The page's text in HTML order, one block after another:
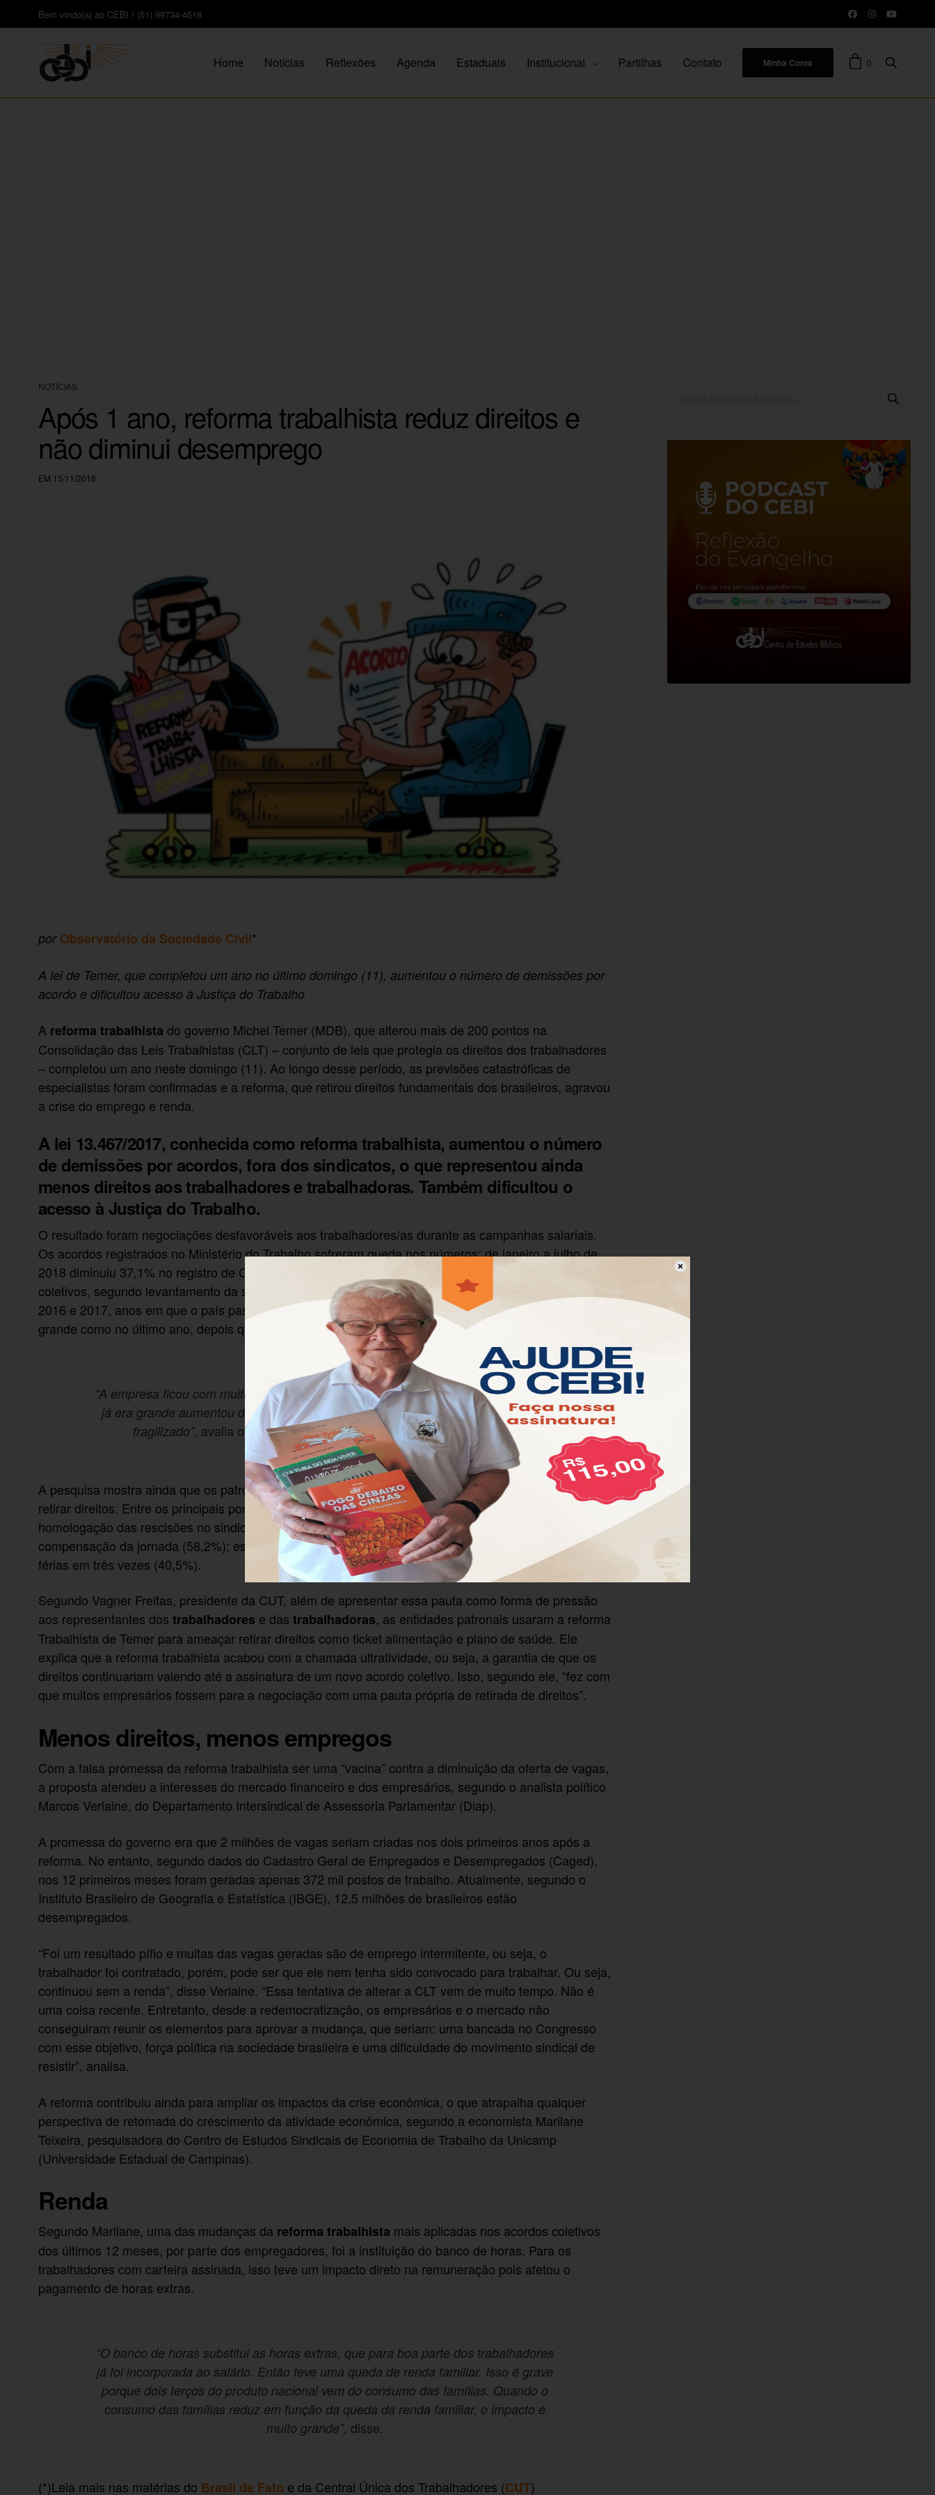
Bem vindo(a) ao CEBI ! (51) 99734-4518
Home Notícias Reflexões Agenda Estaduais Institucional Partilhas Contato Minha Conta 0
NOTÍCIAS
Após 1 ano, reforma trabalhista reduz direitos e
não diminui desemprego
EM 15/11/2018
por Observatório da Sociedade Civil*
A lei de Temer, que completou um ano no último domingo (11), aumentou o número de demissões por
acordo e dificultou acesso à Justiça do Trabalho
A reforma trabalhista do governo Michel Temer (MDB), que alterou mais de 200 pontos na
Consolidação das Leis Trabalhistas (CLT) – conjunto de leis que protegia os direitos dos trabalhadores
– completou um ano neste domingo (11). Ao longo desse período, as previsões catastróficas de
especialistas foram confirmadas e a reforma, que retirou direitos fundamentais dos brasileiros, agravou
a crise do emprego e renda.
A lei 13.467/2017, conhecida como reforma trabalhista, aumentou o número
de demissões por acordos, fora dos sindicatos, o que representou ainda
menos direitos aos trabalhadores e trabalhadoras. Também dificultou o
acesso à Justiça do Trabalho.
O resultado foram negociações desfavoráveis aos trabalhadores/as durante as campanhas salariais.
Os acordos registrados no Ministério do Trabalho sofreram queda nos números: de janeiro a julho de
2018 diminuiu 37,1% no registro de Convenções Coletivas e de 28,7% no registro de instrumentos
coletivos, segundo levantamento da subseção do Dieese da CUT. O estudo mostra ainda que, em
2016 e 2017, anos em que o país passou por uma forte crise econômica, a queda não tinha sido tão
grande como no último ano, depois que entrou em vigor a reforma trabalhista.
“A empresa ficou com muito poder e o desequilíbrio entre patrão e empregado que
já era grande aumentou de forma absurda com a reforma e deixou o trabalhador
fragilizado”, avalia o diretor técnico do Dieese, Clemente Ganz Lúcio.
A pesquisa mostra ainda que os patrões foram para as mesas de negociações com o objetivo claro de
retirar direitos. Entre os principais pontos levados pelas entidades patronais, estavam o fim da
homologação das rescisões no sindicato (75,9%); acordo individual para banco de horas e
compensação da jornada (58,2%); estabelecimento da jornada 12h x 36h (45,6%); e parcelamento das
férias em três vezes (40,5%).
Segundo Vagner Freitas, presidente da CUT, além de apresentar essa pauta como forma de pressão
aos representantes dostrabalhadores e das trabalhadoras, as entidades patronais usaram a reforma
Trabalhista de Temer para ameaçar retirar direitos como ticket alimentação e plano de saúde. Ele
explica que a reforma trabalhista acabou com a chamada ultratividade, ou seja, a garantia de que os
direitos continuariam valendo até a assinatura de um novo acordo coletivo. Isso, segundo ele, “fez com
que muitos empresários fossem para a negociação com uma pauta própria de retirada de direitos”.
Menos direitos, menos empregos
Com a falsa promessa da reforma trabalhista ser uma “vacina” contra a diminuição da oferta de vagas,
a proposta atendeu a interesses do mercado financeiro e dos empresários, segundo o analista político
Marcos Verlaine, do Departamento Intersindical de Assessoria Parlamentar (Diap).
A promessa do governo era que 2 milhões de vagas seriam criadas nos dois primeiros anos após a
reforma. No entanto, segundo dados do Cadastro Geral de Empregados e Desempregados (Caged),
nos 12 primeiros meses foram geradas apenas 372 mil postos de trabalho. Atualmente, segundo o
Instituto Brasileiro de Geografia e Estatística (IBGE), 12,5 milhões de brasileiros estão
desempregados.
“Foi um resultado pífio e muitas das vagas geradas são de emprego intermitente, ou seja, o
trabalhador foi contratado, porém, pode ser que ele nem tenha sido convocado para trabalhar. Ou seja,
continuou sem a renda”, disse Verlaine. “Essa tentativa de alterar a CLT vem de muito tempo. Não é
uma coisa recente. Entretanto, desde a redemocratização, os empresários e o mercado não
conseguiram reunir os elementos para aprovar a mudança, que seriam: uma bancada no Congresso
com esse objetivo, força política na sociedade brasileira e uma dificuldade do movimento sindical de
resistir”, analisa.
A reforma contribuiu ainda para ampliar os impactos da crise econômica, o que atrapalha qualquer
perspectiva de retomada do crescimento da atividade econômica, segundo a economista Marilane
Teixeira, pesquisadora do Centro de Estudos Sindicais de Economia de Trabalho da Unicamp
(Universidade Estadual de Campinas).
Renda
Segundo Marilane, uma das mudanças da reforma trabalhista mais aplicadas nos acordos coletivos
dos últimos 12 meses, por parte dos empregadores, foi a instituição do banco de horas. Para os
trabalhadores com carteira assinada, isso teve um impacto direto na remuneração pois afetou o
pagamento de horas extras.
“O banco de horas substitui as horas extras, que para boa parte dos trabalhadores
já foi incorporada ao salário. Então teve uma queda de renda familiar. Isso é grave
porque dois terços do produto nacional vem do consumo das famílias. Quando o
consumo das famílias reduz em função da queda da renda familiar, o impacto é
muito grande”, disse.
(*)Leia mais nas matérias do Brasil de Fato e da Central Única dos Trabalhadores (CUT)